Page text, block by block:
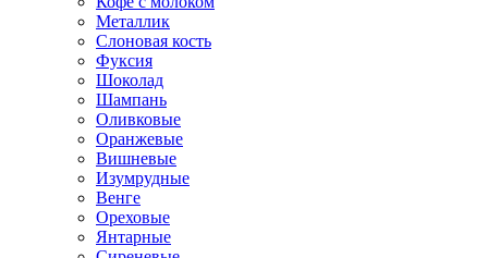
Металлик
Слоновая кость
Фуксия
Шоколад
Шампань
Оливковые
Оранжевые
Вишневые
Изумрудные
Венге
Ореховые
Янтарные